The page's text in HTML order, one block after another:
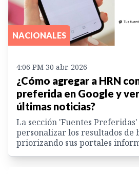
NACIONALES
4:06 PM 30 abr. 2026
¿Cómo agregar a HRN
preferida en Google y
últimas noticias?
La sección 'Fuentes
personalizar los resultados de
priorizando sus portales